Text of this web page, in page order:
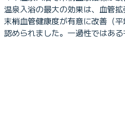
温泉入浴の最大の効果は、血管
末梢血管健康度が有意に改善（
認められました。一過性ではあ